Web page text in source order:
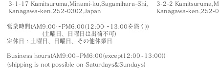
3-1-17 Kamitsuruma,Minami-ku,Sagamihara-Shi,
​Kanagawa-ken,252-0302,Japan
3-2-2
​Kanagawa-ken,252-
営業時間(AM9:00〜PM6:00(12:00〜13:00を除く))
(土曜日、日曜日は出荷不可)
定休日 : 土曜日、日曜日、その他休業日
Business hours(AM9:00~PM6:00(except12:00~13:00))
(shipping is not possible on Saturdays&Sundays)